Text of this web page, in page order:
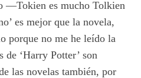
—Tokien es mucho Tolkien
es mejor que la novela,
porque no me he leído la
‘Harry Potter’ son
las novelas también, por